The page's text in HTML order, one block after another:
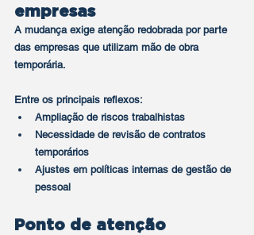
empresas
A mudança exige atenção redobrada por parte
das empresas que utilizam mão de obra
temporária.
Entre os principais reflexos:
Ampliação de riscos trabalhistas
Necessidade de revisão de contratos
temporários
Ajustes em políticas internas de gestão de
pessoal
Ponto de atenção